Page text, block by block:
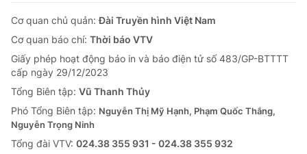
Cơ quan chủ quản:Đài Truyền hình Việt Nam
Cơ quan báo chí: Thời báo VTV
Giấy phép hoạt động báo in và báo điện tử số 483/GP-BTTTT
cấp ngày 29/12/2023
Tổng Biên tập: Vũ Thanh Thủy
Phó Tổng Biên tập: Nguyễn Thị Mỹ Hạnh, Phạm Quốc Thắng,
Nguyễn Trọng Ninh
Tổng đài VTV: 024.38 355 931 - 024.38 355 932